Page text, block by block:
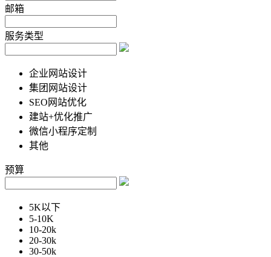
邮箱
服务类型
企业网站设计
集团网站设计
SEO网站优化
建站+优化推广
微信小程序定制
其他
预算
5K以下
5-10K
10-20k
20-30k
30-50k